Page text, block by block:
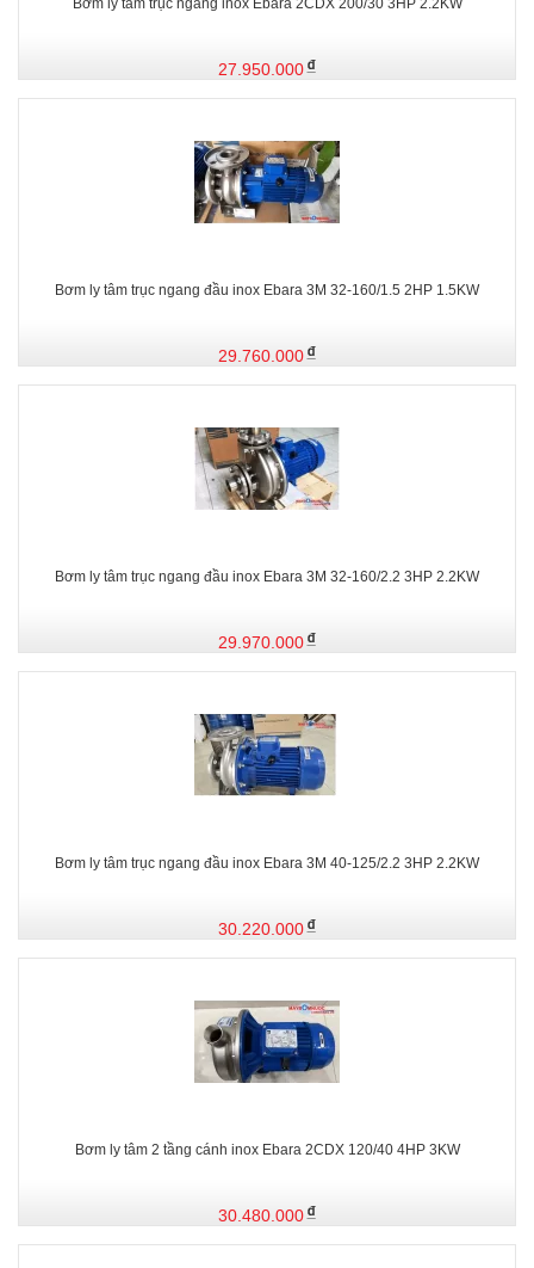
Bơm ly tâm trục ngang inox Ebara 2CDX 200/30 3HP 2.2KW
27.950.000
Bơm ly tâm trục ngang đầu inox Ebara 3M 32-160/1.5 2HP 1.5KW
29.760.000
Bơm ly tâm trục ngang đầu inox Ebara 3M 32-160/2.2 3HP 2.2KW
29.970.000
Bơm ly tâm trục ngang đầu inox Ebara 3M 40-125/2.2 3HP 2.2KW
30.220.000
Bơm ly tâm 2 tầng cánh inox Ebara 2CDX 120/40 4HP 3KW
30.480.000